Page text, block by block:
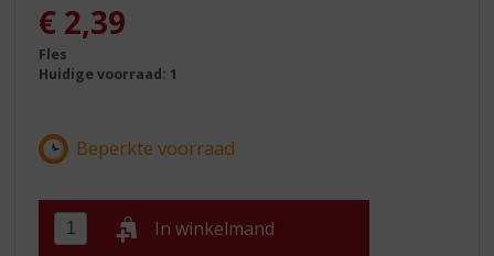
€ 2,39
Fles
Huidige voorraad: 1
In winkelmand